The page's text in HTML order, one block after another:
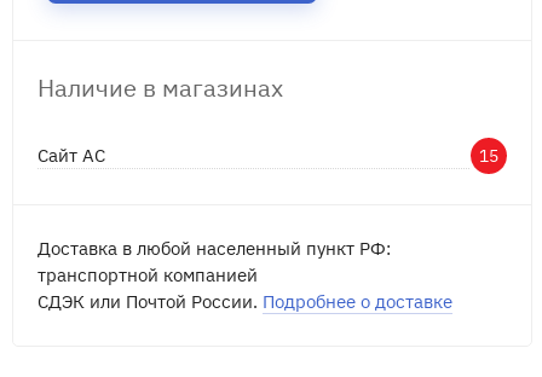
Наличие в магазинах
Сайт АС 15
Доставка в любой населенный пункт РФ:
транспортной компанией
СДЭК или Почтой России. Подробнее о доставке